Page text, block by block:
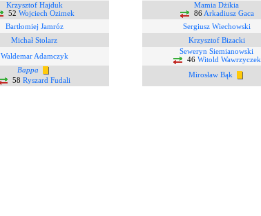
Krzysztof Hajduk
52 Wojciech Ozimek
Mamia Dżikia
86 Arkadiusz Gaca
Bartłomiej Jamróz
Sergiusz Wiechowski
Michał Stolarz
Krzysztof Bizacki
Waldemar Adamczyk
Seweryn Siemianowski
46 Witold Wawrzyczek
Bappa
58 Ryszard Fudali
Mirosław Bąk